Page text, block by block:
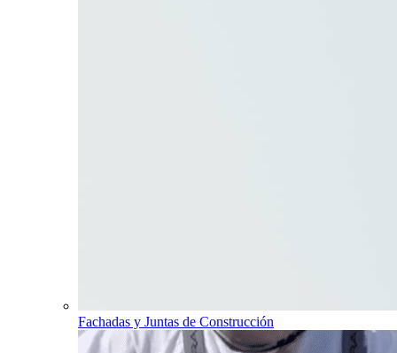
Fachadas y Juntas de Construcción